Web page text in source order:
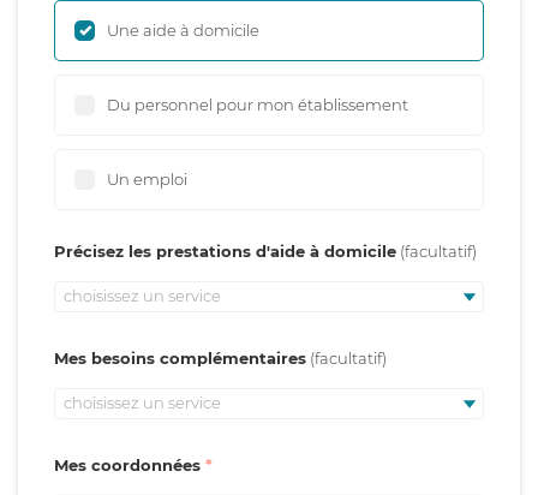
Une aide à domicile
Du personnel pour mon établissement
Un emploi
Précisez les prestations d'aide à domicile
choisissez un service
Mes besoins complémentaires
choisissez un service
Mes coordonnées